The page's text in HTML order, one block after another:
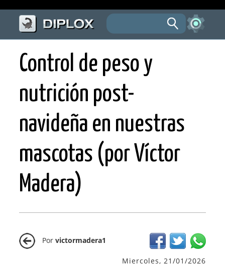
Control de peso y
nutrición post-
navideña en nuestras
mascotas (por Víctor
Madera)
Porvictormadera1
Miercoles, 21/01/2026